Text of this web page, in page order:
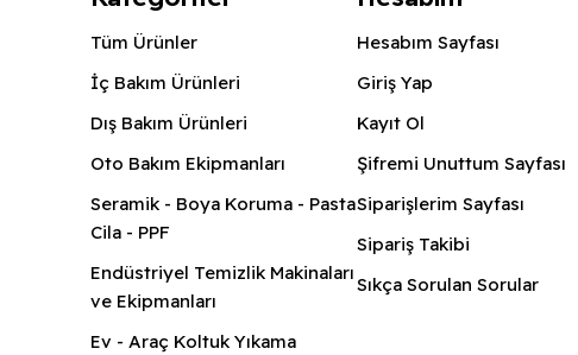
Tüm Ürünler
İç Bakım Ürünleri
Dış Bakım Ürünleri
Oto Bakım Ekipmanları
Seramik - Boya Koruma - Pasta
Cila - PPF
Endüstriyel Temizlik Makinaları
ve Ekipmanları
Ev - Araç Koltuk Yıkama
Hesabım Sayfası
Giriş Yap
Kayıt Ol
Şifremi Unuttum Sayfası
Siparişlerim Sayfası
Sipariş Takibi
Sıkça Sorulan Sorular